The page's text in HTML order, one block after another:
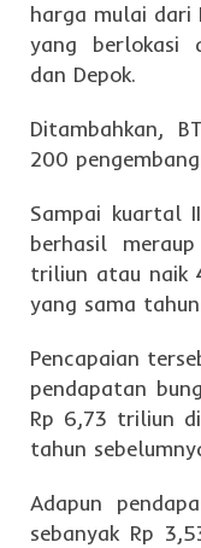
harga mulai dari
yang berlokasi
dan Depok.
Ditambahkan,
200
Sampai kuartal
berhasil
triliun atau naik
yang sama
Pencapaian
pendapatan
Rp 6,73 triliun
tahun
Adapun
sebanyak Rp